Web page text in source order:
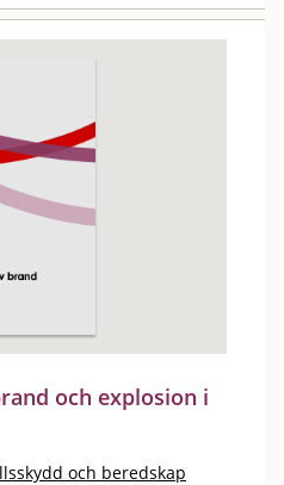
och explosion i
och beredskap